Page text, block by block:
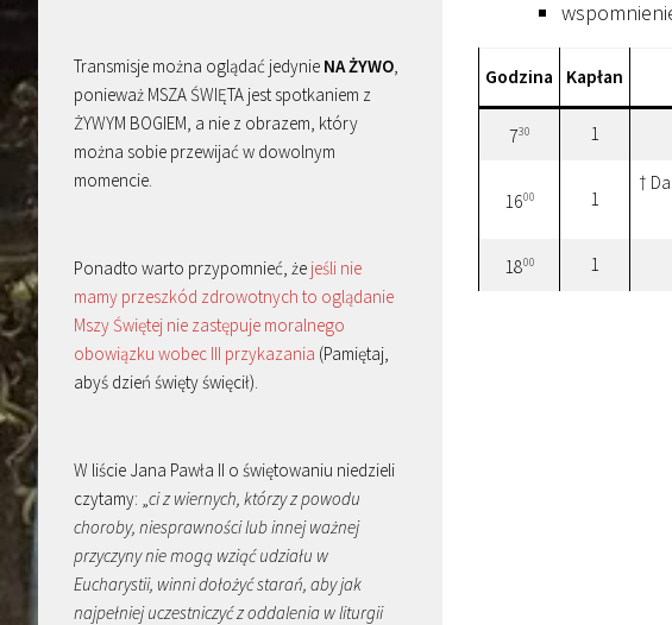
Godzina Kapłan
730 1
1600 1
†
1800 1
Transmisje można oglądać jedynie NA ŻYWO,
ponieważ MSZA ŚWIĘTA jest spotkaniem z
ŻYWYM BOGIEM, a nie z obrazem, który
można sobie przewijać w dowolnym
momencie.
Ponadto warto przypomnieć, że jeśli nie
mamy przeszkód zdrowotnych to oglądanie
Mszy Świętej nie zastępuje moralnego
obowiązku wobec III przykazania (Pamiętaj,
abyś dzień święty święcił).
W liście Jana Pawła II o świętowaniu niedzieli
czytamy: „ci z wiernych, którzy z powodu
choroby, niesprawności lub innej ważnej
przyczyny nie mogą wziąć udziału w
Eucharystii, winni dołożyć starań, aby jak
najpełniej uczestniczyć z oddalenia w liturgii